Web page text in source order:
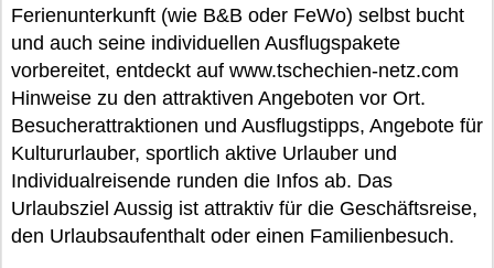
Ferienunterkunft (wie B&B oder FeWo) selbst bucht
und auch seine individuellen Ausflugspakete
vorbereitet, entdeckt auf www.tschechien-netz.com
Hinweise zu den attraktiven Angeboten vor Ort.
Besucherattraktionen und Ausflugstipps, Angebote für
Kultururlauber, sportlich aktive Urlauber und
Individualreisende runden die Infos ab. Das
Urlaubsziel Aussig ist attraktiv für die Geschäftsreise,
den Urlaubsaufenthalt oder einen Familienbesuch.